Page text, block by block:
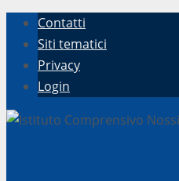
Contatti
Siti tematici
Privacy
Login